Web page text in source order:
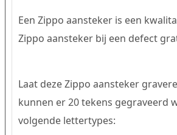
Een Zippo aansteker is een
Zippo aansteker bij een defect
Laat deze Zippo aansteker
kunnen er 20 tekens gegraveerd
volgende lettertypes: